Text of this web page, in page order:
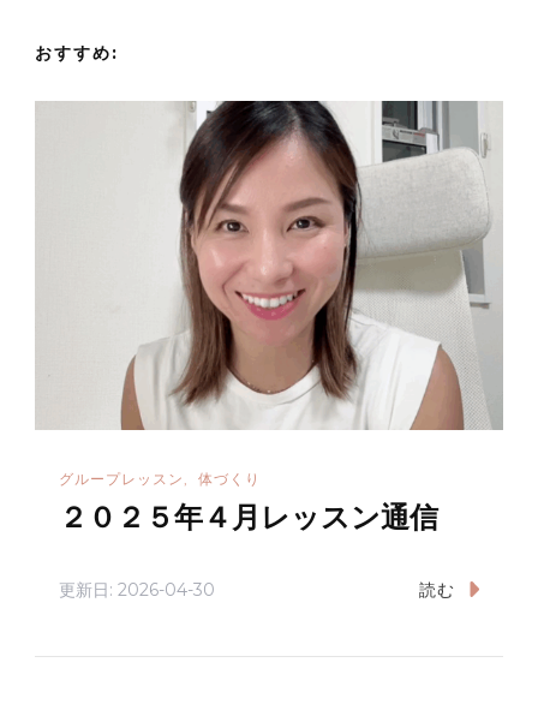
おすすめ:
グループレッスン 体づくり
２０２５年４月レッスン通信
更新日: 2026-04-30 読む